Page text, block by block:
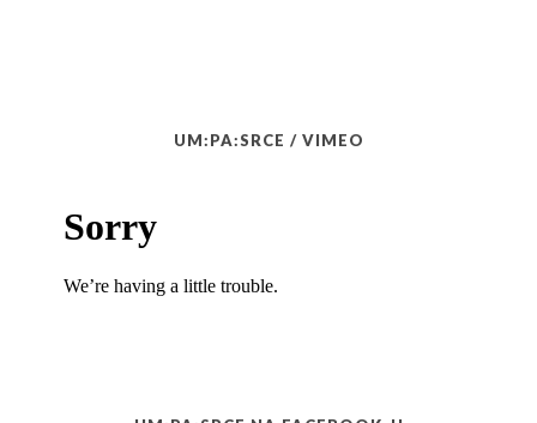
UM:PA:SRCE / VIMEO